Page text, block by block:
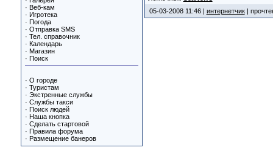
· Веб-кам
· Игротека
· Погода
· Отправка SMS
· Тел. справочник
· Календарь
· Магазин
· Поиск
· О городе
· Туристам
· Экстренные службы
· Службы такси
· Поиск людей
· Наша кнопка
· Сделать стартовой
· Правила форума
· Размещение банеров
05-03-2008 11:46 | интернетчик|